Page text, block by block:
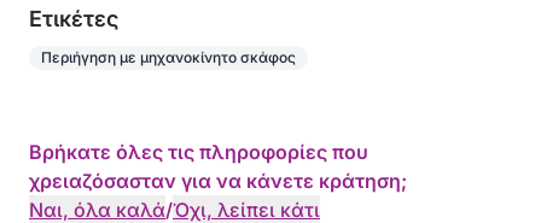
Eτικέτες
Περιήγηση με μηχανοκίνητο σκάφος
Βρήκατε όλες τις πληροφορίες που
χρειαζόσασταν για να κάνετε κράτηση;
Ναι, όλα καλά/Όχι, λείπει κάτι